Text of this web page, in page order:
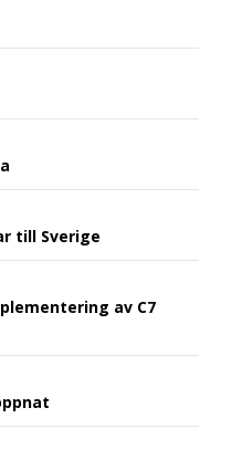
till Sverige
av C7